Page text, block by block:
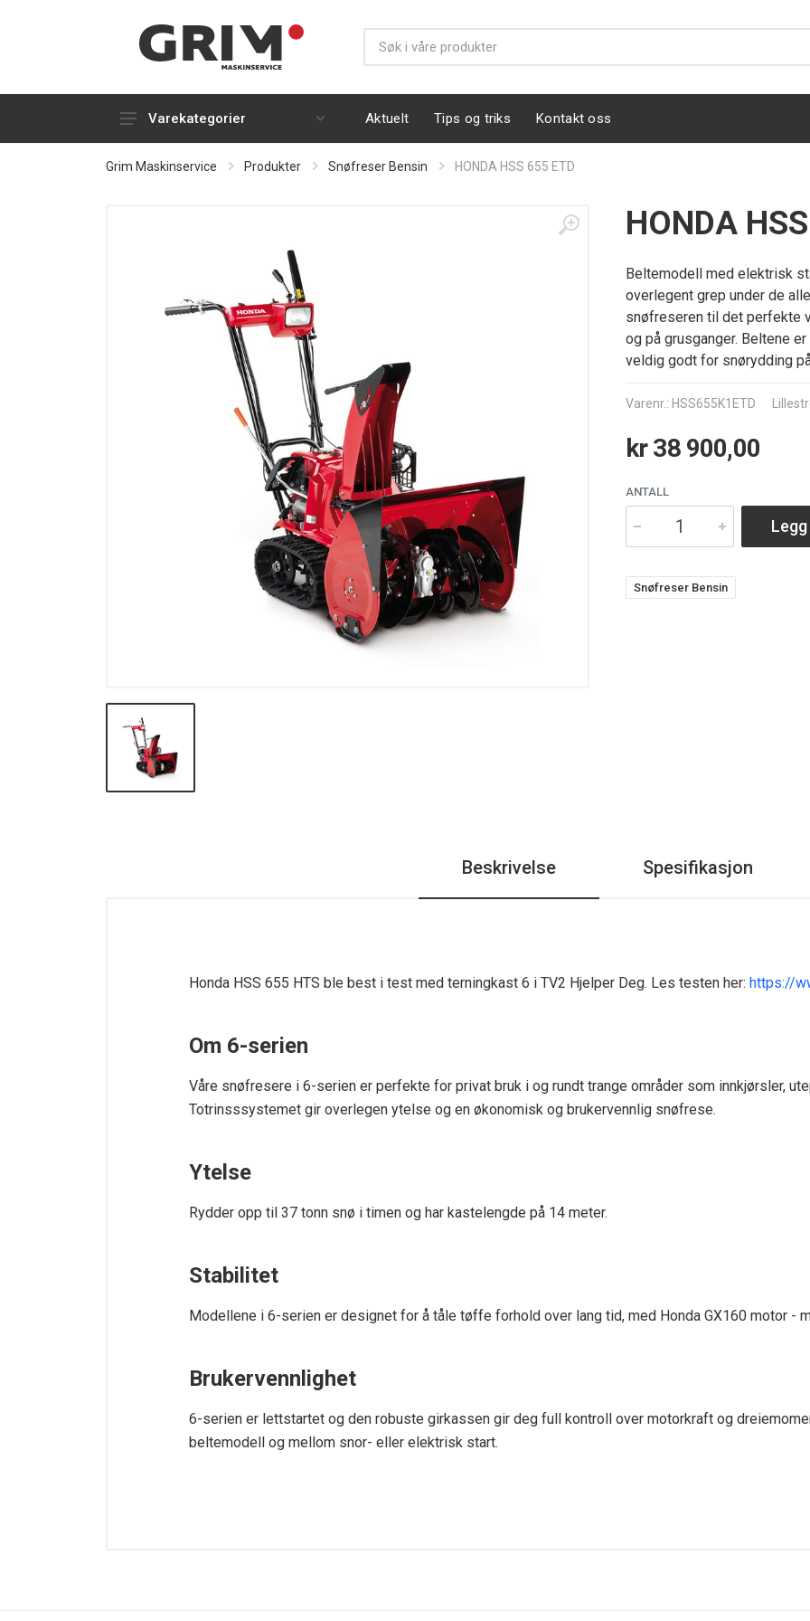
Gress- og plenbearbeiding
Rydding og rengjøring
Tilhengere og transport
Verneutstyr og fritid
Varekategorier Aktuelt Tips og triks Kontakt oss
Grim Maskinservice Produkter Snøfreser Bensin HONDA HSS 655 ETD
HONDA
Beltemodell med elektrisk
overlegent grep under de
snøfreseren til det perfekte
og på grusganger. Beltene
veldig godt for snørydding
Varenr.: HSS655K1ETD
kr 38 900,00
ANTALL
Snøfreser Bensin
Beskrivelse Spesifikasjon
Honda HSS 655 HTS ble best i test med terningkast 6 i TV2 Hjelper Deg. Les testen her: https://
Om 6-serien
Våre snøfresere i 6-serien er perfekte for privat bruk i og rundt trange områder som innkjørsler,
Totrinsssystemet gir overlegen ytelse og en økonomisk og brukervennlig snøfrese.
Ytelse
Rydder opp til 37 tonn snø i timen og har kastelengde på 14 meter.
Stabilitet
Modellene i 6-serien er designet for å tåle tøffe forhold over lang tid, med Honda GX160 motor -
Brukervennlighet
6-serien er lettstartet og den robuste girkassen gir deg full kontroll over motorkraft og
beltemodell og mellom snor- eller elektrisk start.